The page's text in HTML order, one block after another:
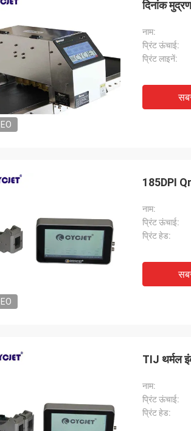
दिनांक
नाम:
प्रिंट ऊंचाई:
प्रिंट लाइनें:
185DPI Qr
नाम:
प्रिंट ऊंचाई:
प्रिंट हेड:
TIJ थर्मल
नाम:
प्रिंट ऊंचाई:
प्रिंट हेड: